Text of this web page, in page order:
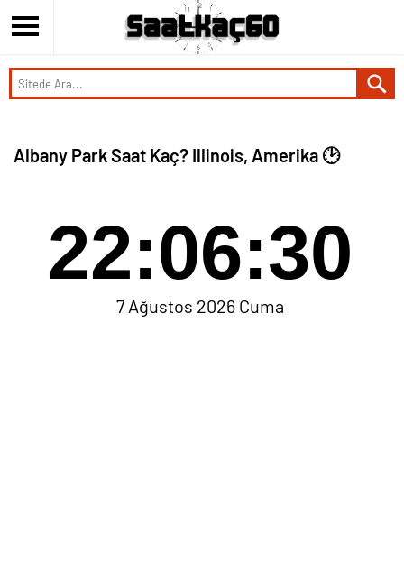
Albany Park Saat Kaç? Illinois, Amerika 🕑
22:06:30
7 Ağustos 2026 Cuma